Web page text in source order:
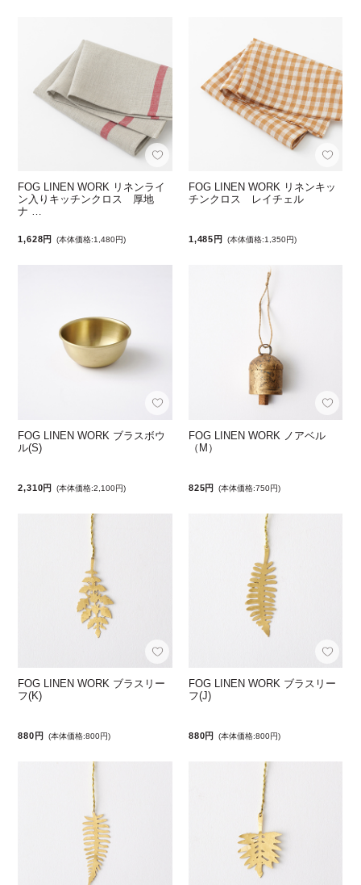
FOG LINEN WORK リネンライ
ン入りキッチンクロス 厚地
ナ …
1,628円 (本体価格:1,480円)
FOG LINEN WORK リネンキッ
チンクロス レイチェル
1,485円 (本体価格:1,350円)
FOG LINEN WORK ブラスボウ
ル(S)
2,310円 (本体価格:2,100円)
FOG LINEN WORK ノアベル
（M）
825円 (本体価格:750円)
FOG LINEN WORK ブラスリー
フ(K)
880円 (本体価格:800円)
FOG LINEN WORK ブラスリー
フ(J)
880円 (本体価格:800円)